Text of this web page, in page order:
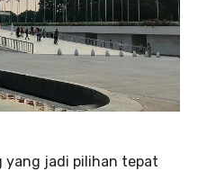
yang jadi pilihan tepat